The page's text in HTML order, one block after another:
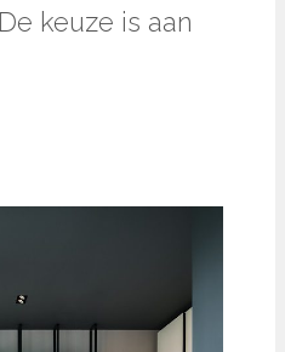
keuze is aan